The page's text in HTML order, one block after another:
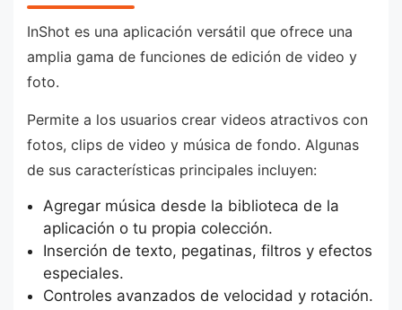
InShot es una aplicación versátil que ofrece una
amplia gama de funciones de edición de video y
foto.
Permite a los usuarios crear videos atractivos con
fotos, clips de video y música de fondo. Algunas
de sus características principales incluyen:
Agregar música desde la biblioteca de la
aplicación o tu propia colección.
Inserción de texto, pegatinas, filtros y efectos
especiales.
Controles avanzados de velocidad y rotación.